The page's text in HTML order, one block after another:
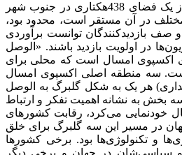
زمان سه‌روزه برای بازدید از یک فضای 438هکتاری در جنوب شهر
از 200پاویون مختلف در آن مستقر است، محدود بود،
و صف بازدیدکنندگان توانست برآوردی
در اولویت بازدید باشند. «الوصل
اکسپوی امسال است که محلی برای
سه منطقه اصلی اکسپوی امسال
هر یک به شکل گلبرگ به الوصل
بخش به نشانه اهمیت تفکر و ارتباط
خودنمایی می‌کرد، رقابت کشورهای
در مسیر این سه گلبرگ برای خلق
و تکنولوژی‌ها بود. برخی کشورها
و سیاسی‌‌‌شان در جهان و برخی دیگر